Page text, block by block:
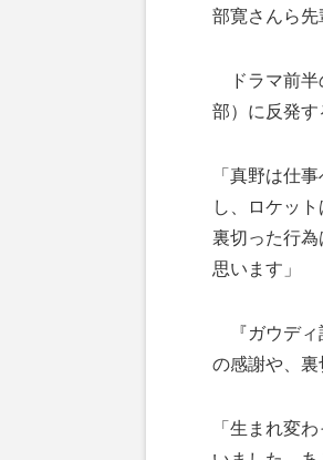
部寛さんら先
ドラマ前半
部）に反発す
「真野は仕
し、ロケッ
裏切った行
思います」
『ガウディ
の感謝や、裏
「生まれ変